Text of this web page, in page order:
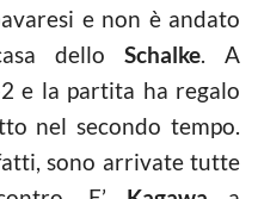
e non è andato
dello Schalke. A
e la partita ha regalo
nel secondo tempo.
sono arrivate tutte